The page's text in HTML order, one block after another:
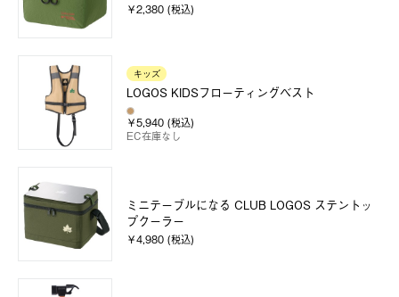
￥2,380 (税込)
キッズ
LOGOS KIDSフローティングベスト
￥5,940 (税込)
EC在庫なし
ミニテーブルになる CLUB LOGOS ステントッ
プクーラー
￥4,980 (税込)